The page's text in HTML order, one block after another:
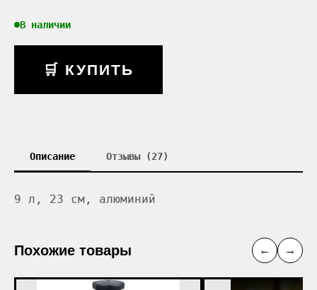
В наличии
🛒 КУПИТЬ
Описание Отзывы (27)
9 л, 23 см, алюминий
Похожие товары ← →